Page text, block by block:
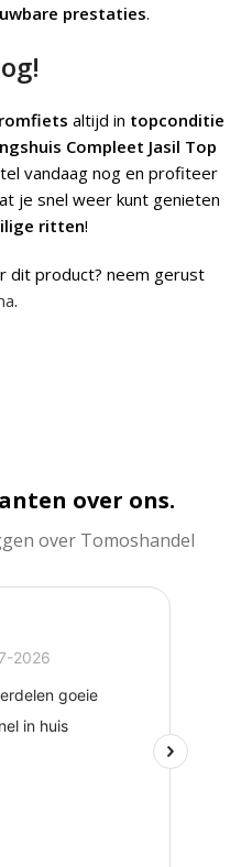
prestaties.
altijd in topconditie
Compleet Jasil Top
vandaag nog en profiteer
je snel weer kunt genieten
ritten!
dit product? neem gerust
.
over ons.
over Tomoshandel